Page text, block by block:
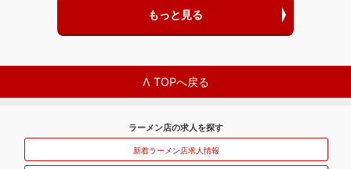
もっと見る
Λ TOPへ戻る
ラーメン店の求人を探す
新着ラーメン店求人情報